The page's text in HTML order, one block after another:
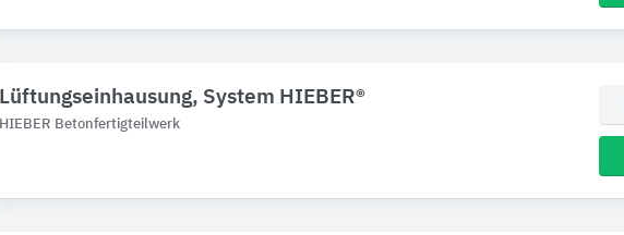
Lüftungseinhausung, System HIEBER®
HIEBER Betonfertigteilwerk